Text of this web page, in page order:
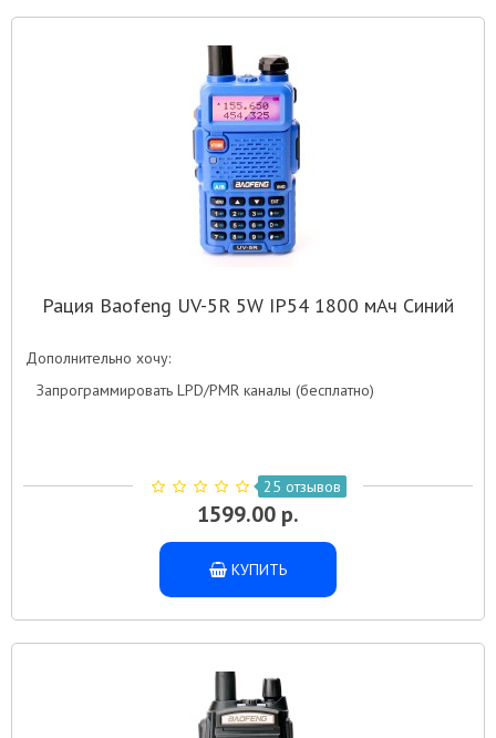
Рация Baofeng UV-5R 5W IP54 1800 мАч Синий
Дополнительно хочу:
Запрограммировать LPD/PMR каналы (бесплатно)
25 отзывов
1599.00 р.
КУПИТЬ